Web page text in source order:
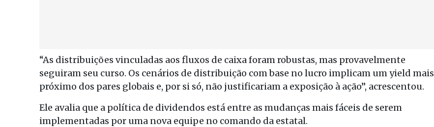
“As distribuições vinculadas aos fluxos de caixa foram robustas, mas provavelmente
seguiram seu curso. Os cenários de distribuição com base no lucro implicam um yield mais
próximo dos pares globais e, por si só, não justificariam a exposição à ação”, acrescentou.
Ele avalia que a política de dividendos está entre as mudanças mais fáceis de serem
implementadas por uma nova equipe no comando da estatal.